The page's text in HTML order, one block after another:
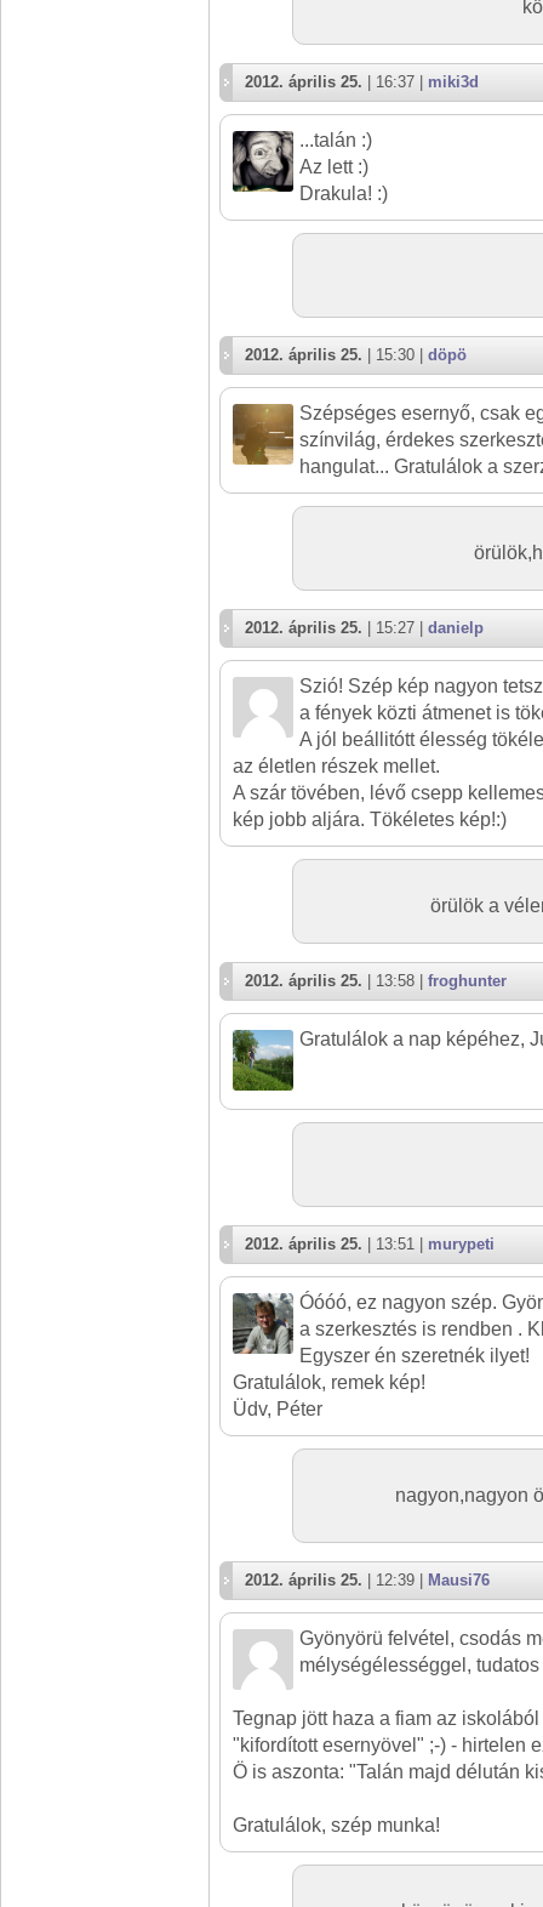
2012. április 25. | 16:37 | miki3d
...talán :)
Az lett :)
Drakula! :)
2012. április 25. | 15:30 | döpö
Szépséges esernyő, csak
színvilág, érdekes
hangulat... Gratulálok a
2012. április 25. | 15:27 | danielp
Szió! Szép kép nagyon
a fények közti átmenet is
A jól beállitótt élesség
az életlen részek mellet.
A szár tövében, lévő csepp
kép jobb aljára. Tökéletes kép!:)
örülök a
2012. április 25. | 13:58 | froghunter
Gratulálok a nap képéhez,
2012. április 25. | 13:51 | murypeti
Óóóó, ez nagyon szép.
a szerkesztés is rendben .
Egyszer én szeretnék ilyet!
Gratulálok, remek kép!
Üdv, Péter
nagyon,nagyon
2012. április 25. | 12:39 | Mausi76
Gyönyörü felvétel, csodás
mélységélességgel,
Tegnap jött haza a fiam az
"kifordított esernyövel" ;-) - hirtelen
Ö is aszonta: "Talán majd délután
Gratulálok, szép munka!